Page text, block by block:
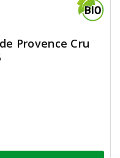
Provence Cru